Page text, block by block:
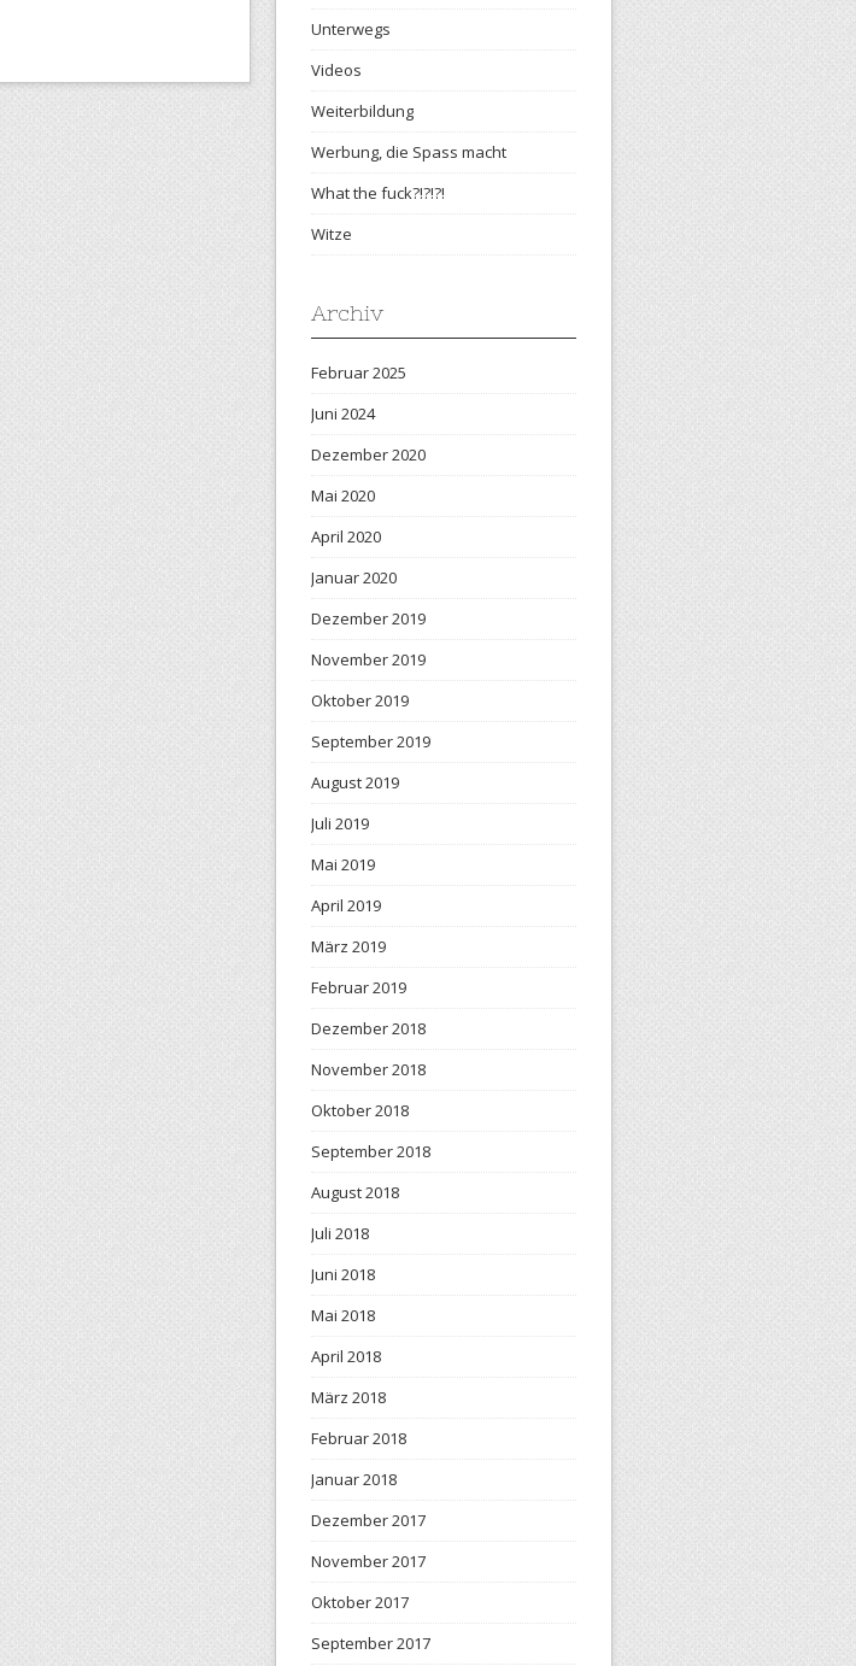
Unterwegs
Videos
Weiterbildung
Werbung, die Spass macht
What the fuck?!?!?!
Witze
Archiv
Februar 2025
Juni 2024
Dezember 2020
Mai 2020
April 2020
Januar 2020
Dezember 2019
November 2019
Oktober 2019
September 2019
August 2019
Juli 2019
Mai 2019
April 2019
März 2019
Februar 2019
Dezember 2018
November 2018
Oktober 2018
September 2018
August 2018
Juli 2018
Juni 2018
Mai 2018
April 2018
März 2018
Februar 2018
Januar 2018
Dezember 2017
November 2017
Oktober 2017
September 2017